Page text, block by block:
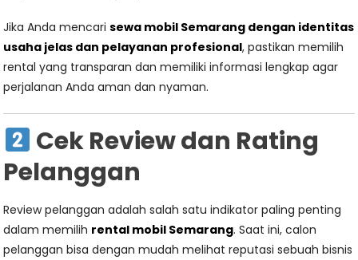
Jika Anda mencarisewa mobil Semarang dengan identitas
usaha jelas dan pelayanan profesional, pastikan memilih
rental yang transparan dan memiliki informasi lengkap agar
perjalanan Anda aman dan nyaman.
Cek Review dan Rating
Pelanggan
Review pelanggan adalah salah satu indikator paling penting
dalam memilih rental mobil Semarang. Saat ini, calon
pelanggan bisa dengan mudah melihat reputasi sebuah bisnis